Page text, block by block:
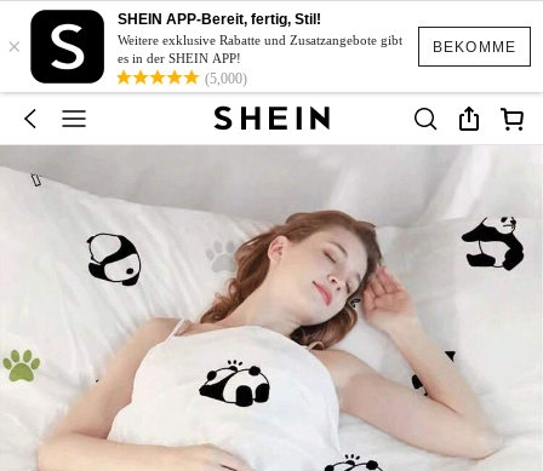
BEKOMME
×
SHEIN APP-Bereit, fertig, Stil!
Weitere exklusive Rabatte und Zusatzangebote gibt
es in der SHEIN APP!
(5,000)